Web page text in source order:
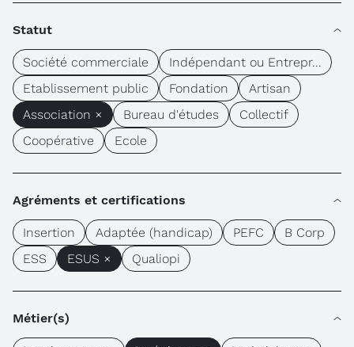
Statut
Société commerciale
Indépendant ou Entrepr...
Etablissement public
Fondation
Artisan
Association ×
Bureau d'études
Collectif
Coopérative
Ecole
Agréments et certifications
Insertion Adaptée (handicap) PEFC
B Corp
ESS
ESUS × Qualiopi
Métier(s)